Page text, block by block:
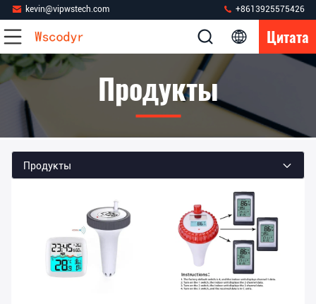
kevin@vipwstech.com +8613925575426
Цитата
Продукты
Продукты